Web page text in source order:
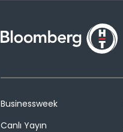
Businessweek
Canlı Yayın